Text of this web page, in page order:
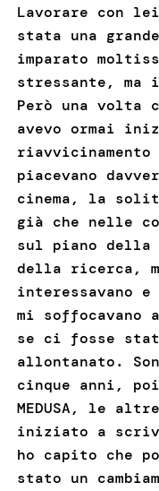
Lavorare con
stata una
imparato
stressante, ma
Però una volta
avevo ormai
piacevano
cinema, la
già che nelle
sul piano della
della ricerca,
interessavano e
mi soffocavano
se ci fosse
allontanato.
cinque anni,
MEDUSA, le
iniziato a
ho capito che
stato un